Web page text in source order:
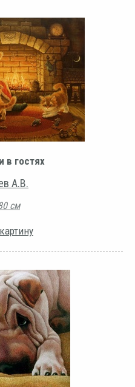
в гостях
А.В.
см